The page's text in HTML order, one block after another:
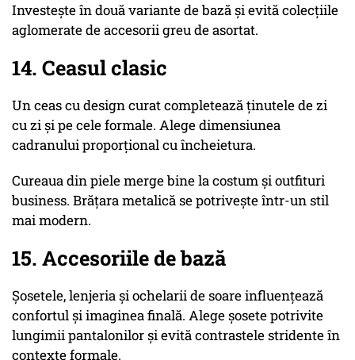
Investește în două variante de bază și evită colecțiile
aglomerate de accesorii greu de asortat.
14. Ceasul clasic
Un ceas cu design curat completează ținutele de zi
cu zi și pe cele formale. Alege dimensiunea
cadranului proporțional cu încheietura.
Cureaua din piele merge bine la costum și outfituri
business. Brățara metalică se potrivește într-un stil
mai modern.
15. Accesoriile de bază
Șosetele, lenjeria și ochelarii de soare influențează
confortul și imaginea finală. Alege șosete potrivite
lungimii pantalonilor și evită contrastele stridente în
contexte formale.